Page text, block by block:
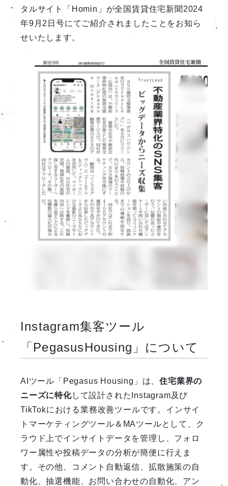
タルサイト「Homin」が全国賃貸住宅新聞2024
年9月2日号にてご紹介されましたことをお知ら
せいたします。
Instagram集客ツール
「PegasusHousing」について
AIツール「Pegasus Housing」は、住宅業界の
ニーズに特化して設計されたInstagram及び
TikTokにおける業務改善ツールです。インサイ
トマーケティングツール＆MAツールとして、ク
ラウド上でインサイトデータを管理し、フォロ
ワー属性や投稿データの分析が簡便に行えま
す。その他、コメント自動返信、拡散施策の自
動化、抽選機能、お問い合わせの自動化、アン